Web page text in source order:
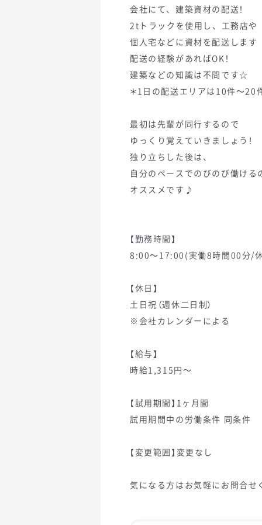
会社にて、建築資材の配送！
2tトラックを使用し、工務店や
個人宅などに資材を配送します
配送の経験があればOK！
建築などの知識は不問です☆
＊1日の配送エリアは10件～20
最初は先輩が同行するので
ゆっくり覚えていきましょう！
独り立ちした後は、
自分のペースでのびのび働ける
オススメです♪
【勤務時間】
8:00～17:00(実働8時間00分/
【休日】
土日祝（週休二日制）
※会社カレンダーによる
【給与】
時給1,315円～
【試用期間】1ヶ月間
試用期間中の労働条件 同条件
【変更範囲】変更なし
気になる方はお気軽にお問合せ